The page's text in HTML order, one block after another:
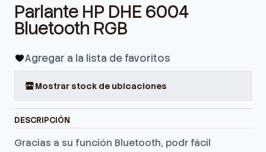
Parlante HP DHE 6004
Bluetooth RGB
Agregar a la lista de favoritos
Mostrar stock de ubicaciones
DESCRIPCIÓN
Gracias a su función Bluetooth, podr fácil